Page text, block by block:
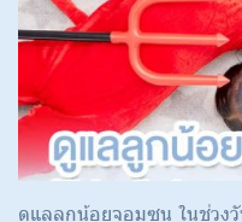
ดูแลลูกน้อยจอมซน ในช่วง